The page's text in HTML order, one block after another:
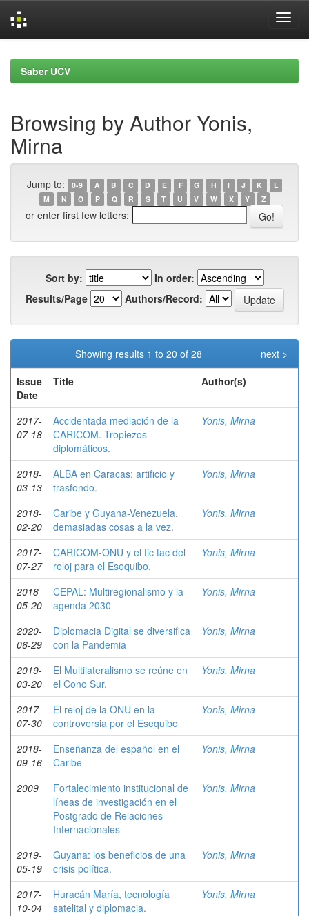
navigationSaber UCV
Browsing by Author Yonis,
Mirna
Jump to: 0-9 A B C D E F G H I J K
L
M
N O P Q R S T U V W X Y Z
or enter first few letters:
Sort by:
In order:
Results/Page
Authors/Record:
Showing results 1 to 20 of 28
next >
Issue
Date
Title Author(s)
2017-
07-18
Accidentada mediación de la
CARICOM. Tropiezos
diplomáticos.
Yonis, Mirna
2018-
03-13
ALBA en Caracas: artificio y
trasfondo.
Yonis, Mirna
2018-
02-20
Caribe y Guyana-Venezuela,
demasiadas cosas a la vez.
Yonis, Mirna
2017-
07-27
CARICOM-ONU y el tic tac del
reloj para el Esequibo.
Yonis, Mirna
2018-
05-20
CEPAL: Multiregionalismo y la
agenda 2030
Yonis, Mirna
2020-
06-29
Diplomacia Digital se diversifica
con la Pandemia
Yonis, Mirna
2019-
03-20
El Multilateralismo se reúne en
el Cono Sur.
Yonis, Mirna
2017-
07-30
El reloj de la ONU en la
controversia por el Esequibo
Yonis, Mirna
2018-
09-16
Enseñanza del español en el
Caribe
Yonis, Mirna
2009
Fortalecimiento institucional de
líneas de investigación en el
Postgrado de Relaciones
Internacionales
Yonis, Mirna
2019-
05-19
Guyana: los beneficios de una
crisis política.
Yonis, Mirna
2017-
10-04
Huracán María, tecnología
satelital y diplomacia.
Yonis, Mirna